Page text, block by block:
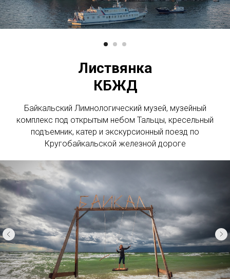
Листвянка
КБЖД
Байкальский Лимнологический музей, музейный
комплекс под открытым небом Тальцы, кресельный
подъемник, катер и экскурсионный поезд по
Кругобайкальской железной дороге